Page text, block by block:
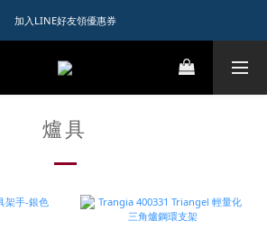
1️⃣ 加入會員送$150購物金
加入LINE好友領優惠券
1️⃣ 加入會員送$150購物金
爐具